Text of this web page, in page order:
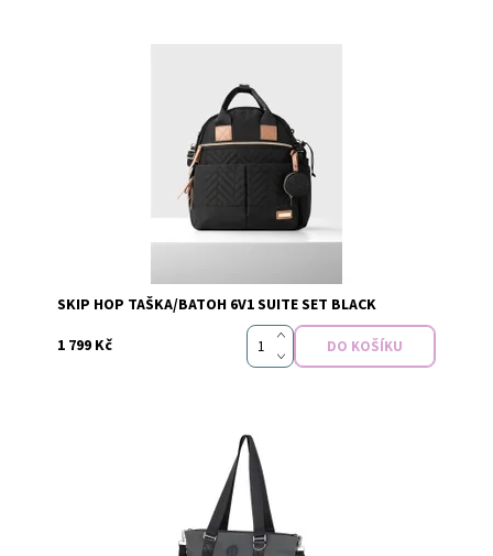
Skladem
SKIP HOP TAŠKA/BATOH 6V1 SUITE SET BLACK
1 799 Kč
Skladem